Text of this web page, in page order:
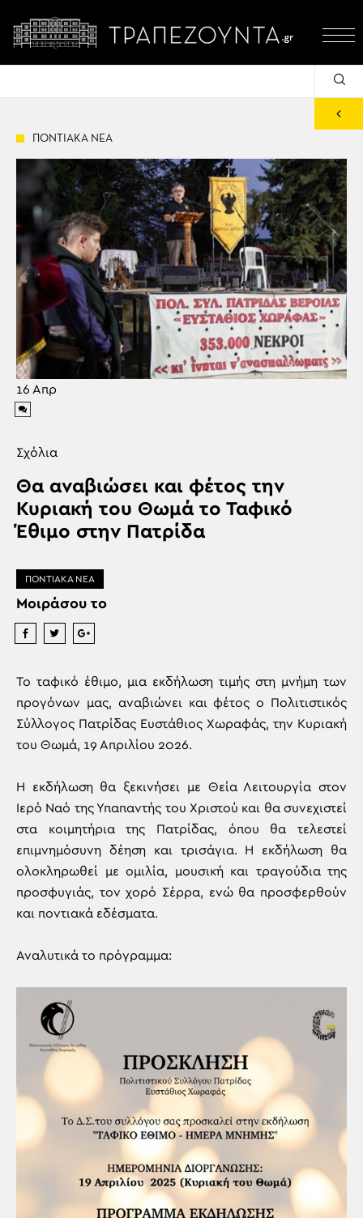
ΠΟΝΤΙΑΚΑ ΝΕΑ
16 Απρ
Σχόλια
Θα αναβιώσει και φέτος την
Κυριακή του Θωμά το Ταφικό
Έθιμο στην Πατρίδα
ΠΟΝΤΙΑΚΑ ΝΕΑ
Μοιράσου το
Το ταφικό έθιμο, μια εκδήλωση τιμής στη μνήμη των
προγόνων μας, αναβιώνει και φέτος ο Πολιτιστικός
Σύλλογος Πατρίδας Ευστάθιος Χωραφάς, την Κυριακή
του Θωμά, 19 Απριλίου 2026.
Η εκδήλωση θα ξεκινήσει με Θεία Λειτουργία στον
Ιερό Ναό της Υπαπαντής του Χριστού και θα συνεχιστεί
στα κοιμητήρια της Πατρίδας, όπου θα τελεστεί
επιμνημόσυνη δέηση και τρισάγια. Η εκδήλωση θα
ολοκληρωθεί με ομιλία, μουσική και τραγούδια της
προσφυγιάς, τον χορό Σέρρα, ενώ θα προσφερθούν
και ποντιακά εδέσματα.
Αναλυτικά το πρόγραμμα: